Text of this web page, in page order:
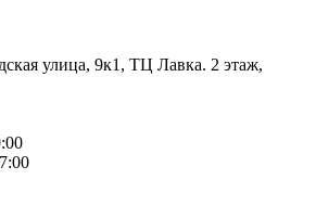
улица, 9к1, ТЦ Лавка. 2 этаж,